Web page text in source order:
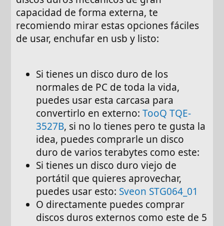
capacidad de forma externa, te
recomiendo mirar estas opciones fáciles
de usar, enchufar en usb y listo:
Si tienes un disco duro de los
normales de PC de toda la vida,
puedes usar esta carcasa para
convertirlo en externo:TooQ TQE-
3527B, si no lo tienes pero te gusta la
idea, puedes comprarle un disco
duro de varios terabytes como este:
Si tienes un disco duro viejo de
portátil que quieres aprovechar,
puedes usar esto: Sveon STG064_01
O directamente puedes comprar
discos duros externos como este de 5